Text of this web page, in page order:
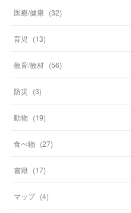
医療/健康 (32)
育児 (13)
教育/教材 (56)
防災 (3)
動物 (19)
食べ物 (27)
書籍 (17)
マップ (4)